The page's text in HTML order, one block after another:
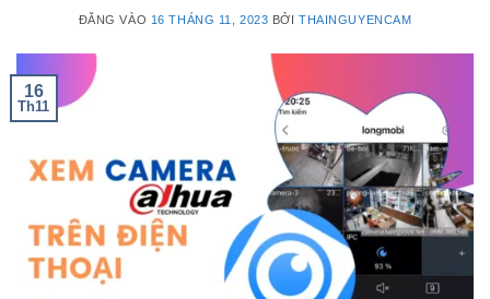
ĐĂNG VÀO 16 THÁNG 11, 2023 BỞITHAINGUYENCAM
16
Th11